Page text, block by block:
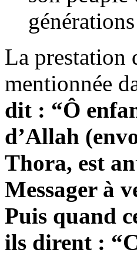
La prestation
mentionnée
dit : “Ô
d’Allah
Thora, est
Messager à
Puis quand
ils dirent :